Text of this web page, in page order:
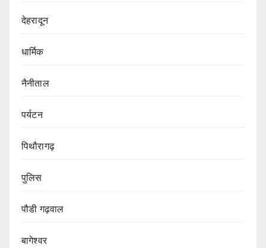
देहरादून
धार्मिक
नैनीताल
पर्यटन
पिथौरागढ़
पुलिस
पौडी गढ़वाल
बागेश्वर